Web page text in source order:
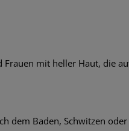
mit heller Haut, die
dem Baden, Schwitzen oder